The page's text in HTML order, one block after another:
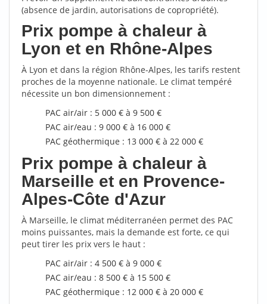
(absence de jardin, autorisations de copropriété).
Prix pompe à chaleur à
Lyon et en Rhône-Alpes
À Lyon et dans la région Rhône-Alpes, les tarifs restent
proches de la moyenne nationale. Le climat tempéré
nécessite un bon dimensionnement :
PAC air/air : 5 000 € à 9 500 €
PAC air/eau : 9 000 € à 16 000 €
PAC géothermique : 13 000 € à 22 000 €
Prix pompe à chaleur à
Marseille et en Provence-
Alpes-Côte d'Azur
À Marseille, le climat méditerranéen permet des PAC
moins puissantes, mais la demande est forte, ce qui
peut tirer les prix vers le haut :
PAC air/air : 4 500 € à 9 000 €
PAC air/eau : 8 500 € à 15 500 €
PAC géothermique : 12 000 € à 20 000 €